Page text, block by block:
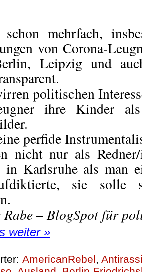
Rabe – BlogSpot für
weiter »
AmericanRebel
,Ausland,Berlin-
– und das ist gut so! ,
Weg
KPD Landesverband
ML,Kultur,Literatur,
,Polizeiwilkür,
Wochenrückblick
2020
In: Allgemein